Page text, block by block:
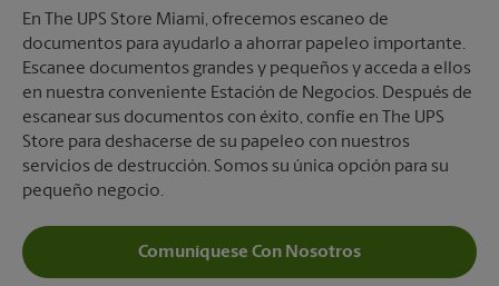
En The UPS Store Miami, ofrecemos escaneo de
documentos para ayudarlo a ahorrar papeleo importante.
Escanee documentos grandes y pequeños y acceda a ellos
en nuestra conveniente Estación de Negocios. Después de
escanear sus documentos con éxito, confíe en The UPS
Store para deshacerse de su papeleo con nuestros
servicios de destrucción. Somos su única opción para su
pequeño negocio.
Comuníquese Con Nosotros